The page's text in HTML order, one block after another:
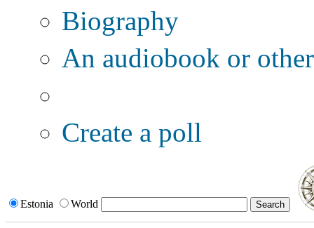
Biography
An audiobook or
Create a poll
Estonia World